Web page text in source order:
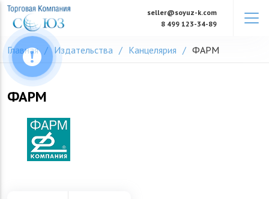
Skip
content
seller@soyuz-k.com
8 499 123-34-89
Главная Издательства Канцелярия ФАРМ
ФАРМ